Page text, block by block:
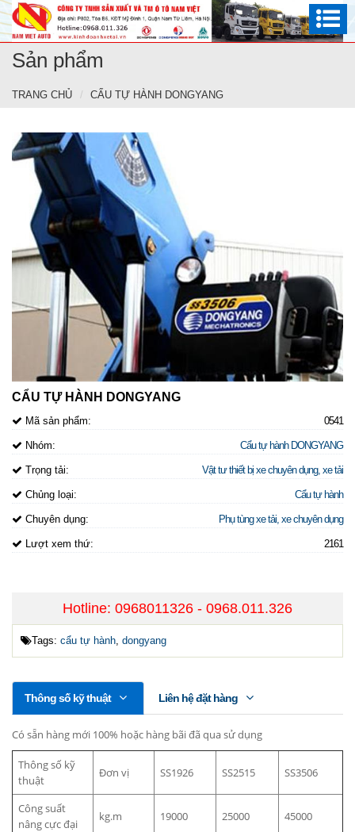
Sản phẩm
TRANG CHỦ CẨU TỰ HÀNH DONGYANG
CẨU TỰ HÀNH DONGYANG
Mã sản phẩm: 0541
Nhóm: Cẩu tự hành DONGYANG
Trọng tải: Vật tư thiết bị xe chuyên dụng, xe tải
Chủng loại: Cẩu tự hành
Chuyên dụng: Phụ tùng xe tải, xe chuyên dụng
Lượt xem thứ: 2161
Hotline: 0968011326 - 0968.011.326
Tags: cẩu tự hành dongyang
Thông số kỹ thuật Liên hệ đặt hàng
Có sẵn hàng mới 100% hoặc hàng bãi đã qua sử dụng
Thông số kỹ
thuật
Đơn vị SS1926 SS2515 SS3506
Công suất
nâng cực đại
kg.m 19000 25000 45000